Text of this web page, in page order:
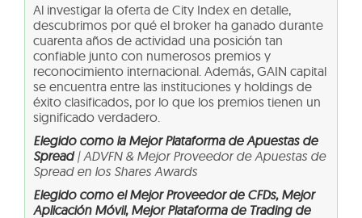
Al investigar la oferta de City Index en detalle,
descubrimos por qué el broker ha ganado durante
cuarenta años de actividad una posición tan
confiable junto con numerosos premios y
reconocimiento internacional. Además, GAIN capital
se encuentra entre las instituciones y holdings de
éxito clasificados, por lo que los premios tienen un
significado verdadero.
Elegido como la Mejor Plataforma de Apuestas de
Spread| ADVFN & Mejor Proveedor de Apuestas de
Spread en los Shares Awards
Elegido como el Mejor Proveedor de CFDs, Mejor
Aplicación Móvil, Mejor Plataforma de Trading de